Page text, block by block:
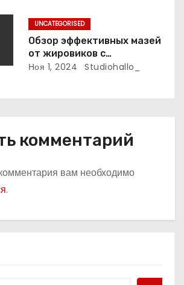
UNCATEGORISED
Обзор эффективных мазей
от жировиков с
рассасывающим эффектом
Ноя 1, 2024 Studiohallo_
комментарий
вам необходимо
.